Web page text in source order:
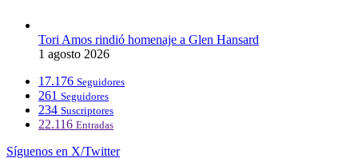
Tori Amos rindió homenaje a Glen Hansard
1 agosto 2026
17.176 Seguidores
261 Seguidores
234 Suscriptores
22.116 Entradas
Síguenos en X/Twitter